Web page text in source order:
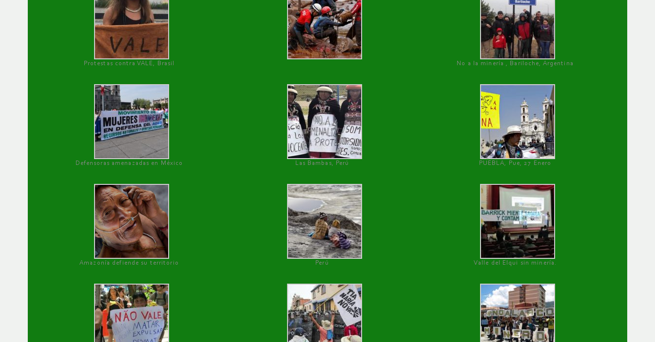
Protestas contra VALE, Brasil No a la minería , Bariloche, Argentina
Defensoras amenazadas en México Las Bambas, Perú PUEBLA, Pue, 27 Enero
Amazonía defiende su territorio Perú Valle del Elqui sin minería.